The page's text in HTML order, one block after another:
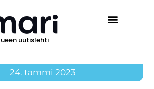
uutislehti
24. tammi 2023